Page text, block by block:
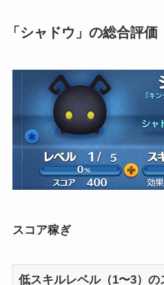
「シャドウ」の総合評価
スコア稼ぎ
低スキルレベル（1〜3）の